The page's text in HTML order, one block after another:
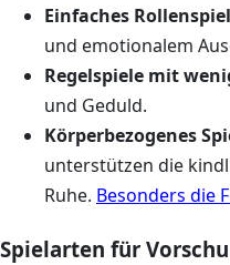
Einfaches
und emotionalem
Regelspiele mit
und Geduld.
Körperbezogenes
unterstützen die
Ruhe. Besonders die
Spielarten für